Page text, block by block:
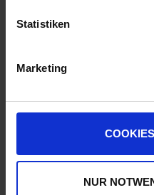
Statistiken
Marketing
NUR
Der minimale
der
Bei der Direktsaat wird die
Stoppel ausgesät und dabei
Verfahren ist insbesondere
auflaufen und nochmals
Verdunstung der
die Direktsaat unmittelbar